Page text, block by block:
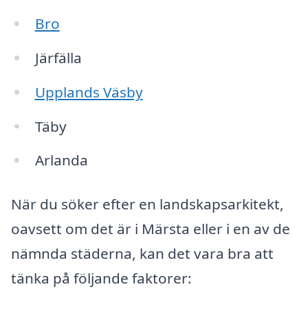
Bro
Järfälla
Upplands Väsby
Täby
Arlanda
När du söker efter en landskapsarkitekt,
oavsett om det är i Märsta eller i en av de
nämnda städerna, kan det vara bra att
tänka på följande faktorer: